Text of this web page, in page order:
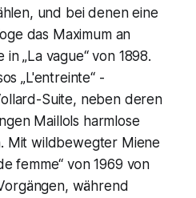
und bei denen eine
das Maximum an
„La vague“ von 1898.
„L'entreinte“ -
Suite, neben deren
Maillols harmlose
Mit wildbewegter Miene
femme“ von 1969 von
während